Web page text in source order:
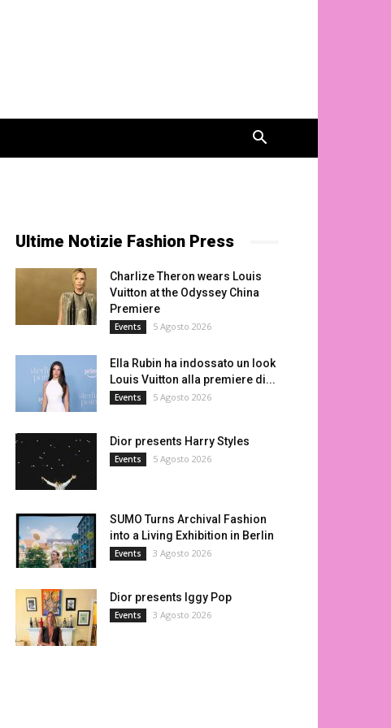
Ultime Notizie Fashion Press
Charlize Theron wears Louis
Vuitton at the Odyssey China
Premiere
Events 5 Agosto 2026
Ella Rubin ha indossato un look
Louis Vuitton alla premiere di...
Events 5 Agosto 2026
Dior presents Harry Styles
Events 5 Agosto 2026
SUMO Turns Archival Fashion
into a Living Exhibition in Berlin
Events 3 Agosto 2026
Dior presents Iggy Pop
Events 3 Agosto 2026